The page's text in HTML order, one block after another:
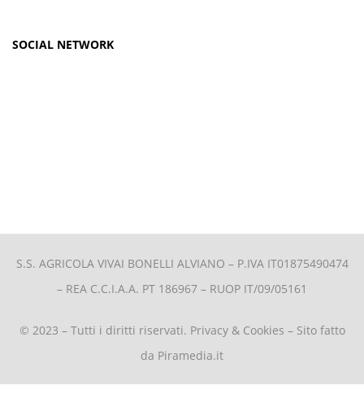
SOCIAL NETWORK
S.S. AGRICOLA VIVAI BONELLI ALVIANO – P.IVA IT01875490474
– REA C.C.I.A.A. PT 186967 – RUOP IT/09/05161
© 2023 – Tutti i diritti riservati. Privacy & Cookies – Sito fatto
da Piramedia.it